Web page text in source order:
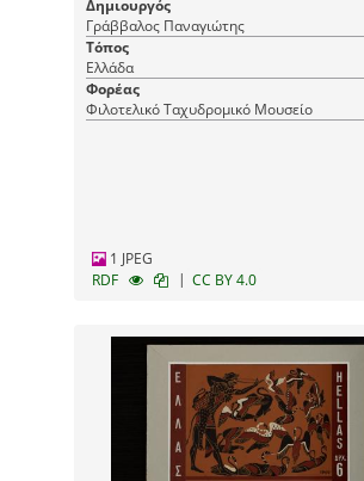
Δημιουργός
Γράββαλος Παναγιώτης
Τόπος
Ελλάδα
Φορέας
Φιλοτελικό Ταχυδρομικό Μουσείο
1 JPEG
RDF
| CC BY 4.0